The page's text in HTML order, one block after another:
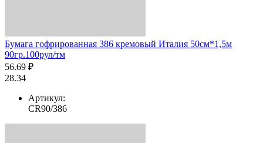
Бумага гофрированная 386 кремовый Италия 50см*1,5м
90гр.100рул/тм
56.69 ₽
28.34
Артикул:
CR90/386